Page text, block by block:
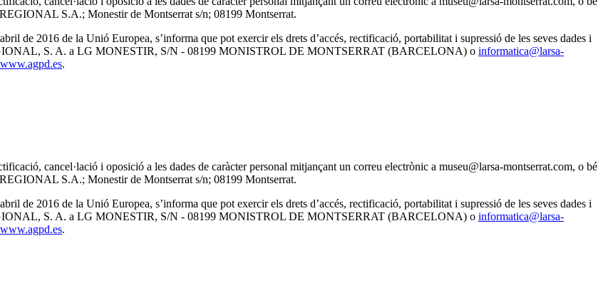
S.A.; Monestir de Montserrat s/n; 08199 Montserrat.
de 2016 de la Unió Europea, s’informa que pot exercir els drets d’accés, rectificació, portabilitat i supressió de les seves dades i
S. A. a LG MONESTIR, S/N - 08199 MONISTROL DE MONTSERRAT (BARCELONA) o informatica@larsa-
www.agpd.es.
cancel·lació i oposició a les dades de caràcter personal mitjançant un correu electrònic a museu@larsa-montserrat.com, o bé
S.A.; Monestir de Montserrat s/n; 08199 Montserrat.
de 2016 de la Unió Europea, s’informa que pot exercir els drets d’accés, rectificació, portabilitat i supressió de les seves dades i
S. A. a LG MONESTIR, S/N - 08199 MONISTROL DE MONTSERRAT (BARCELONA) o informatica@larsa-
www.agpd.es.